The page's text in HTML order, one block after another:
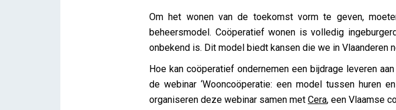
Webinar – Wooncoöperatie: een model tussen huren en
Lieve Drooghmans
Om het wonen van de toekomst vorm te geven,
beheersmodel. Coöperatief wonen is volledig
onbekend is. Dit model biedt kansen die we in Vlaanderen
Hoe kan coöperatief ondernemen een bijdrage leveren
de webinar ‘Wooncoöperatie: een model tussen huren en
organiseren deze webinar samen met Cera, een Vlaamse